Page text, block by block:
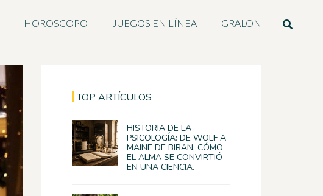
HOROSCOPO JUEGOS EN LÍNEA GRALON
TOP ARTÍCULOS
HISTORIA DE LA
PSICOLOGÍA: DE WOLF A
MAINE DE BIRAN, CÓMO
EL ALMA SE CONVIRTIÓ
EN UNA CIENCIA.